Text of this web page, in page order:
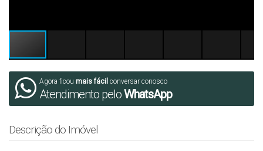
Agora ficou mais fácil conversar conosco
Atendimento peloWhatsApp
Descrição do Imóvel